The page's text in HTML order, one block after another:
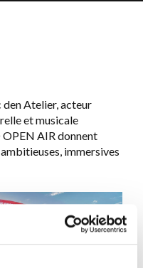
den Atelier, acteur
et musicale
AIR donnent
immersives